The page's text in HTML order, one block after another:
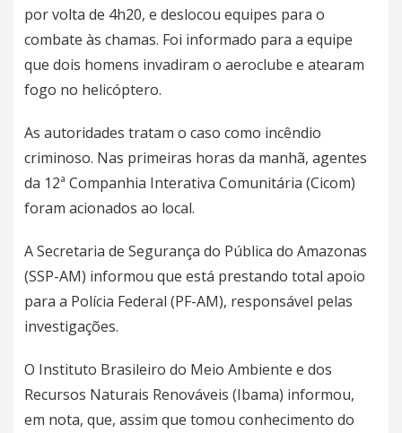
por volta de 4h20, e deslocou equipes para o
combate às chamas. Foi informado para a equipe
que dois homens invadiram o aeroclube e atearam
fogo no helicóptero.
As autoridades tratam o caso como incêndio
criminoso. Nas primeiras horas da manhã, agentes
da 12ª Companhia Interativa Comunitária (Cicom)
foram acionados ao local.
A Secretaria de Segurança do Pública do Amazonas
(SSP-AM) informou que está prestando total apoio
para a Polícia Federal (PF-AM), responsável pelas
investigações.
O Instituto Brasileiro do Meio Ambiente e dos
Recursos Naturais Renováveis (Ibama) informou,
em nota, que, assim que tomou conhecimento do